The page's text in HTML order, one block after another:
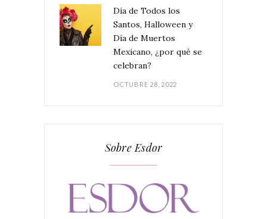
Día de Todos los
Santos, Halloween y
Día de Muertos
Mexicano, ¿por qué se
celebran?
OCTUBRE 28, 2022
Sobre Esdor